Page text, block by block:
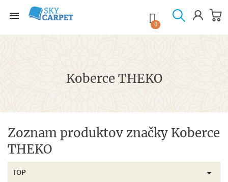
 shopping_cart

0
Koberce THEKO
Zoznam produktov značky Koberce
THEKO
TOP 